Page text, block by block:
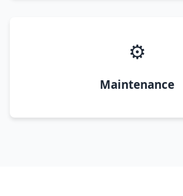
⚙️
Maintenance